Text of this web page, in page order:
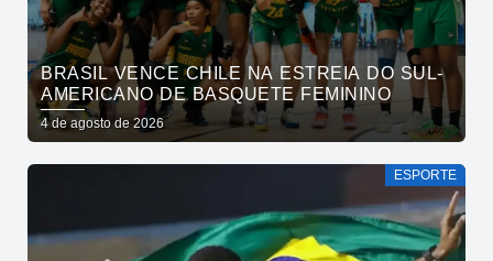
BRASIL VENCE CHILE NA ESTREIA DO SUL-
AMERICANO DE BASQUETE FEMININO
4 de agosto de 2026
ESPORTE